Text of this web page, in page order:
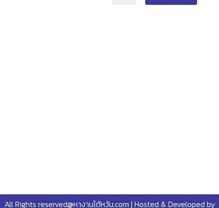
All Rights reserved@หางานไต้หวัน.com | Hosted & Developed by